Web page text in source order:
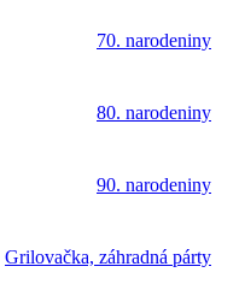
70. narodeniny
80. narodeniny
90. narodeniny
Grilovačka, záhradná párty